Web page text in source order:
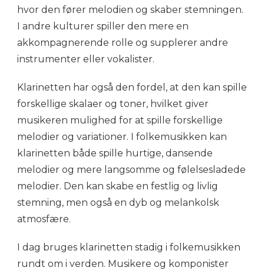
hvor den fører melodien og skaber stemningen.
I andre kulturer spiller den mere en
akkompagnerende rolle og supplerer andre
instrumenter eller vokalister.
Klarinetten har også den fordel, at den kan spille
forskellige skalaer og toner, hvilket giver
musikeren mulighed for at spille forskellige
melodier og variationer. I folkemusikken kan
klarinetten både spille hurtige, dansende
melodier og mere langsomme og følelsesladede
melodier. Den kan skabe en festlig og livlig
stemning, men også en dyb og melankolsk
atmosfære.
I dag bruges klarinetten stadig i folkemusikken
rundt om i verden. Musikere og komponister